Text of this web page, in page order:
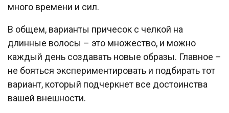
много времени и сил.
В общем, варианты причесок с челкой на
длинные волосы – это множество, и можно
каждый день создавать новые образы. Главное –
не бояться экспериментировать и подбирать тот
вариант, который подчеркнет все достоинства
вашей внешности.